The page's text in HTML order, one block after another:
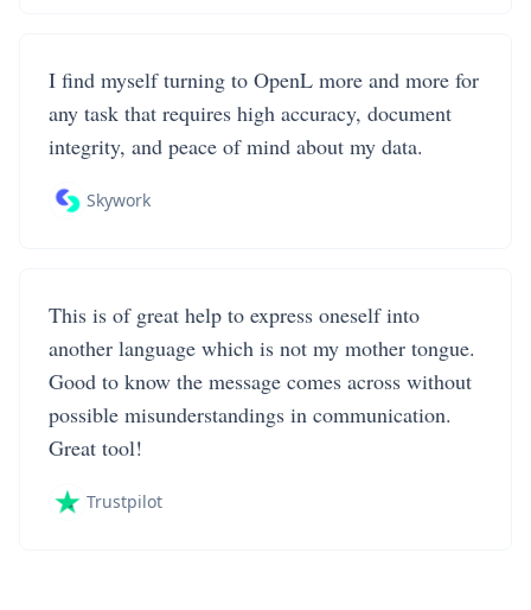
I find myself turning to OpenL more and more for
any task that requires high accuracy, document
integrity, and peace of mind about my data.
Skywork
This is of great help to express oneself into
another language which is not my mother tongue.
Good to know the message comes across without
possible misunderstandings in communication.
Great tool!
Trustpilot